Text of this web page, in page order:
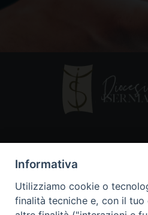
86170 Isernia
086550849
Informativa
Utilizziamo cookie o
finalità tecniche e, con il tuo